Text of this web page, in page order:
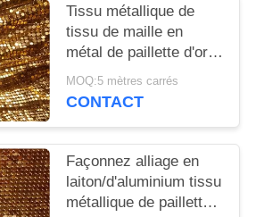
Tissu métallique de
tissu de maille en
métal de paillette d'or
de miroitement pour
des rideaux en diviseur
MOQ:5 mètres carrés
CONTACT
Façonnez alliage en
laiton/d'aluminium tissu
métallique de paillette